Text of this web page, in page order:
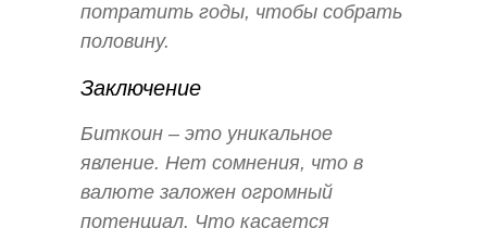
потратить годы, чтобы собрать
половину.
Заключение
Биткоин – это уникальное
явление. Нет сомнения, что в
валюте заложен огромный
потенциал. Что касается